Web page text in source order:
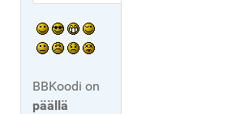
BBKoodi on
päällä